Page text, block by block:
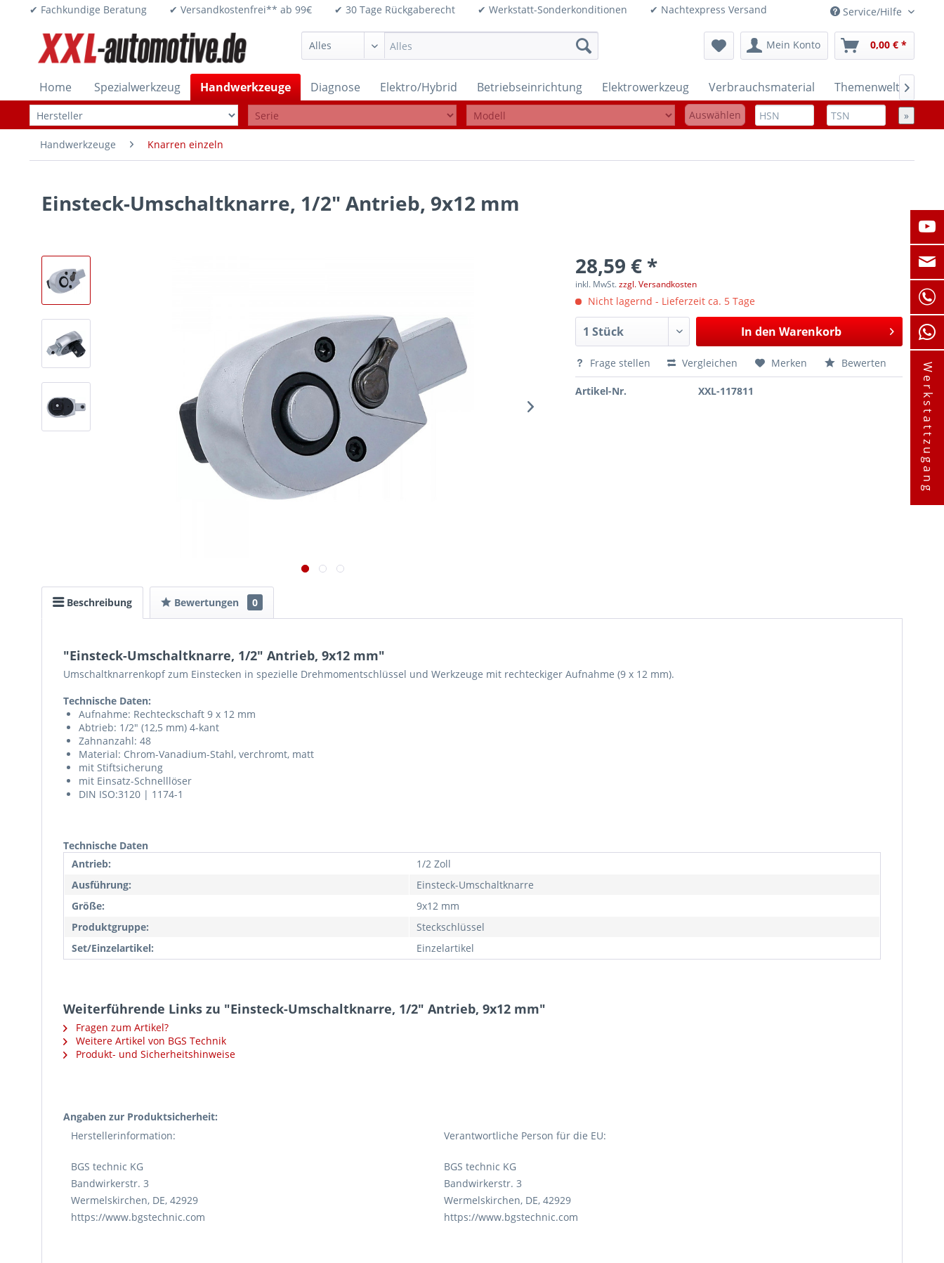
✔ Fachkundige Beratung ✔ Versandkostenfrei** ab 99€ ✔ 30 Tage Rückgaberecht ✔ Werkstatt-Sonderkonditionen ✔ Nachtexpress Versand Service/Hilfe
Mein Konto 0,00 € *
Home Spezialwerkzeug Handwerkzeuge Diagnose Elektro/Hybrid Betriebseinrichtung Elektrowerkzeug Verbrauchsmaterial Themenwelten

Auswählen »
Handwerkzeuge Knarren einzeln
Einsteck-Umschaltknarre, 1/2" Antrieb, 9x12 mm
28,59 € *
inkl. MwSt.zzgl. Versandkosten
Nicht lagernd - Lieferzeit ca. 5 Tage
In den Warenkorb
Frage stellen Vergleichen Merken Bewerten
Artikel-Nr. XXL-117811
Beschreibung Bewertungen 0
"Einsteck-Umschaltknarre, 1/2" Antrieb, 9x12 mm"
Umschaltknarrenkopf zum Einstecken in spezielle Drehmomentschlüssel und Werkzeuge mit rechteckiger Aufnahme (9 x 12 mm).
Technische Daten:
Aufnahme: Rechteckschaft 9 x 12 mm
Abtrieb: 1/2" (12,5 mm) 4-kant
Zahnanzahl: 48
Material: Chrom-Vanadium-Stahl, verchromt, matt
mit Stiftsicherung
mit Einsatz-Schnelllöser
DIN ISO:3120 | 1174-1
Technische Daten
Antrieb:
1/2 Zoll
Ausführung:
Einsteck-Umschaltknarre
Größe:
9x12 mm
Produktgruppe:
Steckschlüssel
Set/Einzelartikel:
Einzelartikel
Weiterführende Links zu "Einsteck-Umschaltknarre, 1/2" Antrieb, 9x12 mm"
Fragen zum Artikel?
Weitere Artikel von BGS Technik
Produkt- und Sicherheitshinweise
Angaben zur Produktsicherheit:
Herstellerinformation:
BGS technic KG
Bandwirkerstr. 3
Wermelskirchen, DE, 42929
https://www.bgstechnic.com
Verantwortliche Person für die EU:
BGS technic KG
Bandwirkerstr. 3
Wermelskirchen, DE, 42929
https://www.bgstechnic.com
Werkstattzugang